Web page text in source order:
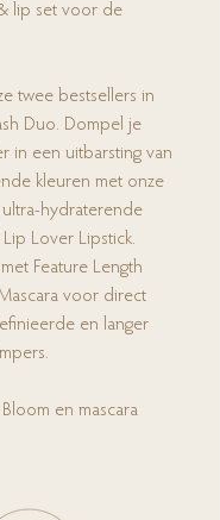
lip set voor de
twee bestsellers in
Duo. Dompel je
in een uitbarsting van
kleuren met onze
hydraterende
Lover Lipstick.
Feature Length
voor direct
en langer
en mascara